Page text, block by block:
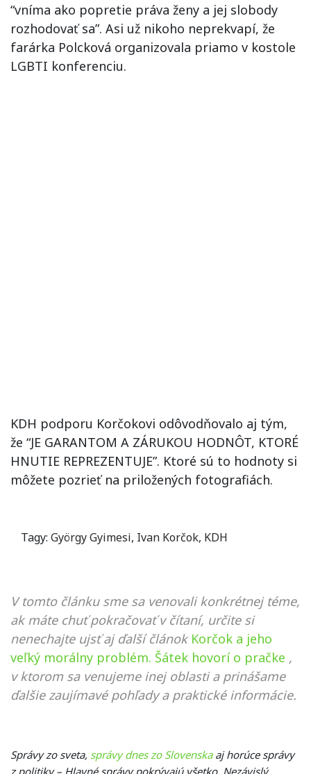
“vníma ako popretie práva ženy a jej slobody
rozhodovať sa”. Asi už nikoho neprekvapí, že
farárka Polcková organizovala priamo v kostole
LGBTI konferenciu.
KDH podporu Korčokovi odôvodňovalo aj tým,
že “JE GARANTOM A ZÁRUKOU HODNÔT, KTORÉ
HNUTIE REPREZENTUJE”. Ktoré sú to hodnoty si
môžete pozrieť na priložených fotografiách.
Tagy: György Gyimesi, Ivan Korčok, KDH
V tomto článku sme sa venovali konkrétnej téme,
ak máte chuť pokračovať v čítaní, určite si
nenechajte ujsť aj ďalší článok Korčok a jeho
veľký morálny problém. Šátek hovorí o pračke ,
v ktorom sa venujeme inej oblasti a prinášame
ďalšie zaujímavé pohľady a praktické informácie.
Správy zo sveta, správy dnes zo Slovenskaaj horúce správy
z politiky – Hlavné správy pokrývajú všetko. Nezávislý